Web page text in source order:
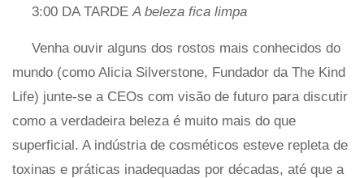
3:00 DA TARDE A beleza fica limpa
Venha ouvir alguns dos rostos mais conhecidos do
mundo (como Alicia Silverstone, Fundador da The Kind
Life) junte-se a CEOs com visão de futuro para discutir
como a verdadeira beleza é muito mais do que
superficial. A indústria de cosméticos esteve repleta de
toxinas e práticas inadequadas por décadas, até que a